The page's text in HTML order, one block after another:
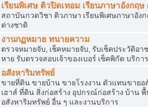
เรียนพิเศษ ติวปิดเทอม เรียนภาษาอังกฤษ
สถาบันกวดวิชา ติวภาษา เรียนพิเศษภาษาอัง
ต่างชาติ
งานกฏหมาย ทนายความ
ตรวจหมายจับ, เช็คหมายจับ, รับเช็คประวัติ
หาย รับตรวจสอบเจ้าของเบอร์ เช็คพิกัด บริก
อสังหาริมทรัพย์
ขายที่ดิน ขายบ้าน ขายโรงงาน ตัวแทนขาย
เฮาส์ ที่ดิน สิ่งก่อสร้าง อุปกรณ์ก่อสร้าง บ้าน
อสังหาริมทรัพย์ อื่น ๆ และงานบริการ